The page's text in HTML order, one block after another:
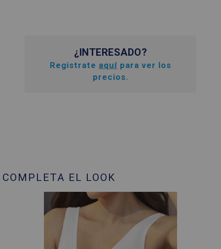
¿INTERESADO?
Registrate aquí para ver los
precios.
COMPLETA EL LOOK